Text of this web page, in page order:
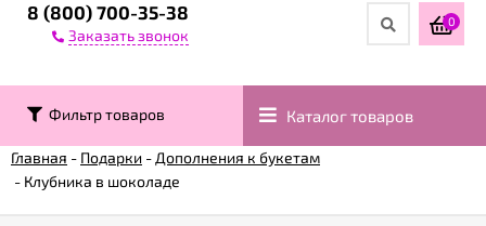
Контакты
Возврат
8 (800) 700-35-38
Заказать звонок
0
Фильтр товаров Каталог товаров
Главная - Подарки - Дополнения к букетам
- Клубника в шоколаде